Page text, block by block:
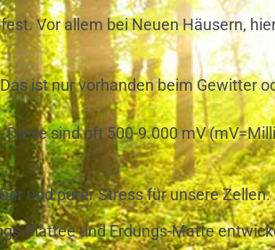
Vor allem bei Neuen Häusern,
ist nur vorhanden beim Gewitter
sind oft 500-9.000 mV
und purer Stress für unsere Zellen.
Plattee und Erdungs-Matte